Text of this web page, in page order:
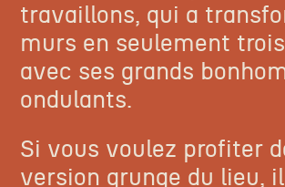
travaillons, qui a
murs en seulement
avec ses grands
ondulants.
Si vous voulez profiter
version grunge du lieu,